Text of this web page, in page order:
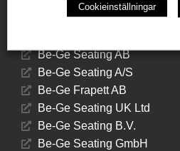
Be-Ge Seating AB
Be-Ge Seating A/S
Be-Ge Frapett AB
Be-Ge Seating UK Ltd
Be-Ge Seating B.V.
Be-Ge Seating GmbH
Cookieinställningar